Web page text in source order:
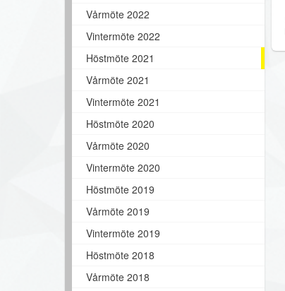
Vårmöte 2022
Vintermöte 2022
Höstmöte 2021
Vårmöte 2021
Vintermöte 2021
Höstmöte 2020
Vårmöte 2020
Vintermöte 2020
Höstmöte 2019
Vårmöte 2019
Vintermöte 2019
Höstmöte 2018
Vårmöte 2018